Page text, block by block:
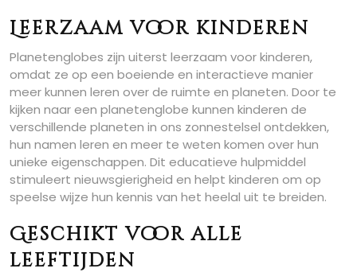
Leerzaam voor kinderen
Planetenglobes zijn uiterst leerzaam voor kinderen,
omdat ze op een boeiende en interactieve manier
meer kunnen leren over de ruimte en planeten. Door te
kijken naar een planetenglobe kunnen kinderen de
verschillende planeten in ons zonnestelsel ontdekken,
hun namen leren en meer te weten komen over hun
unieke eigenschappen. Dit educatieve hulpmiddel
stimuleert nieuwsgierigheid en helpt kinderen om op
speelse wijze hun kennis van het heelal uit te breiden.
Geschikt voor alle
leeftijden